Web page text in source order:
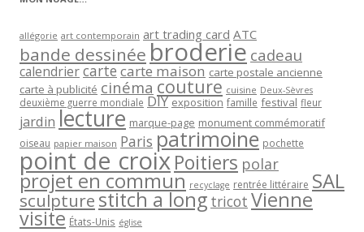
allégorie art contemporain art trading card ATC
bande dessinée broderie cadeau
calendriercartecarte maison carte postale ancienne
carte à publicité cinéma couture cuisine Deux-Sèvres
deuxième guerre mondiale DIY exposition famille festival fleur
jardin lecture marque-page monument commémoratif
oiseau papier maison Paris patrimoine pochette
point de croixPoitiers polar
projet en commun recyclage rentrée littéraire SAL
sculpturestitch a long tricot Vienne
visite États-Unis église